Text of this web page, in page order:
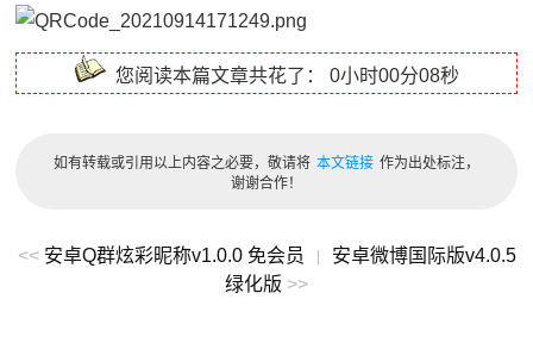
您阅读本篇文章共花了： 0小时00分08秒
如有转载或引用以上内容之必要，敬请将 本文链接 作为出处标注，
谢谢合作！
<< 安卓Q群炫彩昵称v1.0.0 免会员 |
安卓微博国际版v4.0.5
绿化版 >>